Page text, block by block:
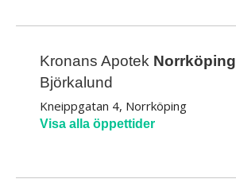
Kronans Apotek Norrköping
Björkalund
Kneippgatan 4, Norrköping
Visa alla öppettider